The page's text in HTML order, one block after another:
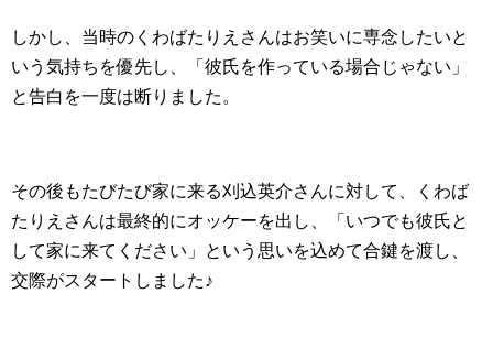
しかし、当時のくわばたりえさんはお笑いに専念したいと
いう気持ちを優先し、「彼氏を作っている場合じゃない」
と告白を一度は断りました。
その後もたびたび家に来る刈込英介さんに対して、くわば
たりえさんは最終的にオッケーを出し、「いつでも彼氏と
して家に来てください」という思いを込めて合鍵を渡し、
交際がスタートしました♪